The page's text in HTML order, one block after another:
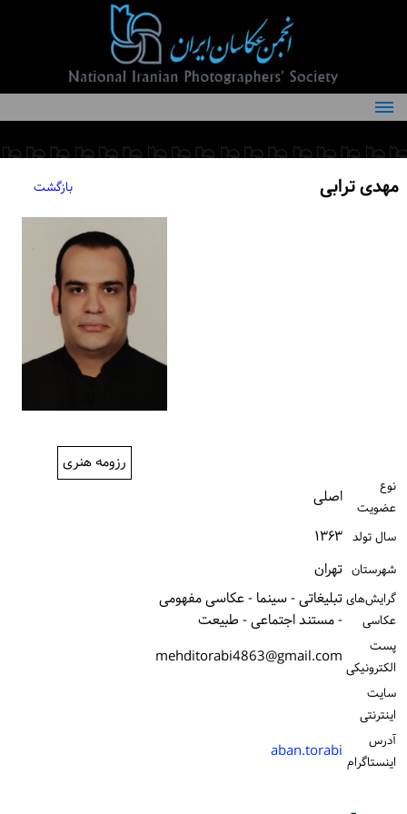
درباره انجمن
کمیته‌های انجمن
مهدی ترابی بازگشت
رزومه هنری
نوع
عضویت
اصلی
سال تولد ۱۳۶۳
شهرستان تهران
گرایش‌های
عکاسی
تبلیغاتی - سینما - عکاسی مفهومی
- مستند اجتماعی - طبیعت
پست
الكترونیكی mehditorabi4863@gmail.com
سایت
اینترنتی
آدرس
اینستاگرام aban.torabi